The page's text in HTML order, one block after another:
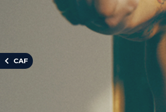
CAF